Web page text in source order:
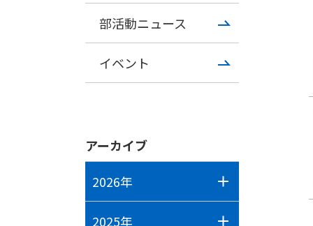
部活動ニュース
イベント
アーカイブ
2026年
2025年